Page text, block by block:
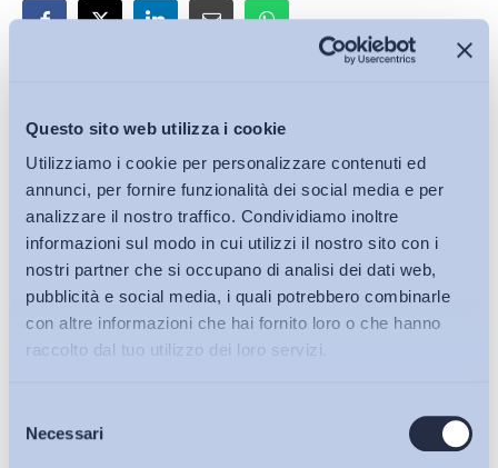
Questo sito web utilizza i cookie
Utilizziamo i cookie per personalizzare contenuti ed
annunci, per fornire funzionalità dei social media e per
analizzare il nostro traffico. Condividiamo inoltre
informazioni sul modo in cui utilizzi il nostro sito con i
nostri partner che si occupano di analisi dei dati web,
pubblicità e social media, i quali potrebbero combinarle
con altre informazioni che hai fornito loro o che hanno
raccolto dal tuo utilizzo dei loro servizi.
delNecessariBollettini ADAPT
Iscriviti alla Newsletter